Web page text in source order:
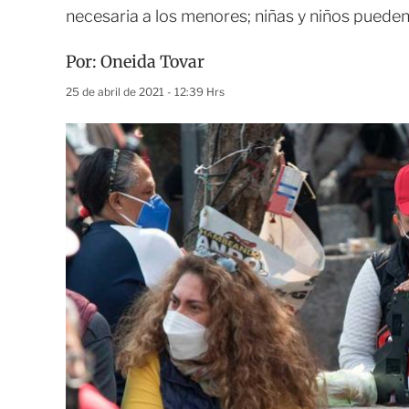
necesaria a los menores; niñas y niños
Por: Oneida Tovar
25 de abril de 2021 - 12:39 Hrs